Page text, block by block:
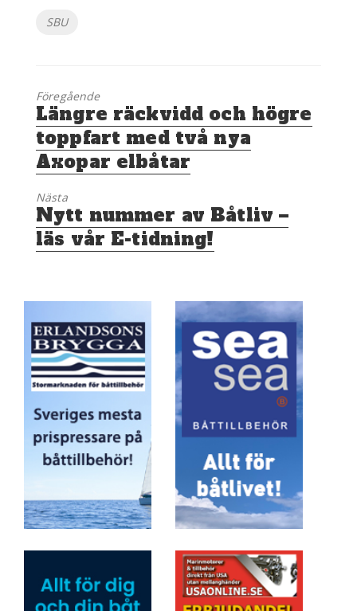
Etiketter
SBU
Föregående
Föregående
inlägg:
Längre räckvidd och högre
toppfart med två nya
Axopar elbåtar
Nästa
Nästa
inlägg:
Nytt nummer av Båtliv –
läs vår E-tidning!